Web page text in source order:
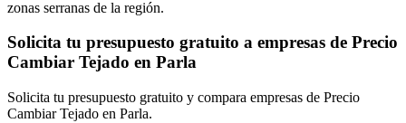
zonas serranas de la región.
Solicita tu presupuesto gratuito a empresas de Precio
Cambiar Tejado en Parla
Solicita tu presupuesto gratuito y compara empresas de Precio
Cambiar Tejado en Parla.